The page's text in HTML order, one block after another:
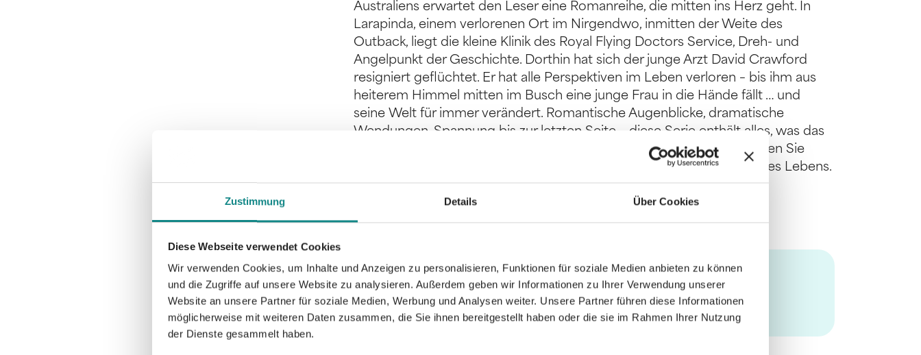
Zustimmung Details Über Cookies
Diese Webseite verwendet Cookies
Wir verwenden Cookies, um Inhalte und Anzeigen zu personalisieren, Funktionen für soziale Medien anbieten zu können
und die Zugriffe auf unsere Website zu analysieren. Außerdem geben wir Informationen zu Ihrer Verwendung unserer
Website an unsere Partner für soziale Medien, Werbung und Analysen weiter. Unsere Partner führen diese Informationen
möglicherweise mit weiteren Daten zusammen, die Sie ihnen bereitgestellt haben oder die sie im Rahmen Ihrer Nutzung
der Dienste gesammelt haben.
Australiens erwartet den Leser eine Romanreihe, die mitten ins Herz geht. In
Larapinda, einem verlorenen Ort im Nirgendwo, inmitten der Weite des
Outback, liegt die kleine Klinik des Royal Flying Doctors Service, Dreh- und
Angelpunkt der Geschichte. Dorthin hat sich der junge Arzt David Crawford
resigniert geflüchtet. Er hat alle Perspektiven im Leben verloren – bis ihm aus
heiterem Himmel mitten im Busch eine junge Frau in die Hände fällt … und
seine Welt für immer verändert. Romantische Augenblicke, dramatische
Wendungen, Spannung bis zur letzten Seite – diese Serie enthält alles, was das
Leserherz begehrt. Genießen Sie diese Saga in 7 Bänden und begleiten Sie
David Crawford und seine Nicki bei der größten Herausforderung ihres Lebens.
Aus dem Buch - mitten ins Herz
Informationen
PDF